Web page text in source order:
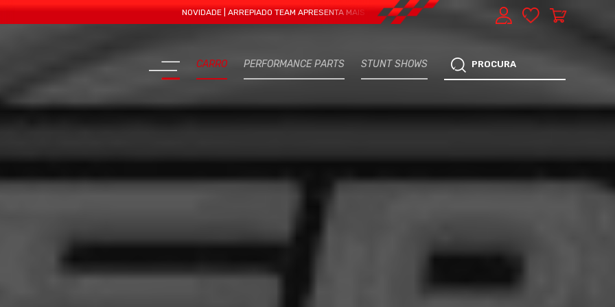
NOVIDADE | ARREPIADO TEAM APRESENTA MAIS UMA VERTENTE - EXPRESS CAR SERVICE, MANUTENÇÃO DO TEU CARRO
CARRO PERFORMANCE PARTS STUNT SHOWS